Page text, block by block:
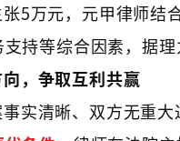
5万元，元甲律师结
持等综合因素，据
，争取互利共赢
实清晰、双方无重大